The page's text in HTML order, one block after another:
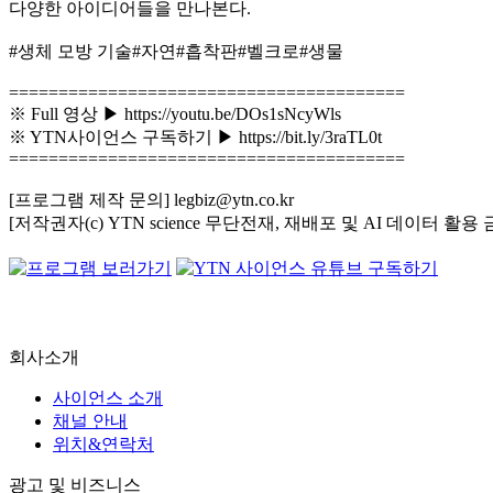
다양한 아이디어들을 만나본다.
#생체 모방 기술#자연#흡착판#벨크로#생물
========================================
※ Full 영상 ▶ https://youtu.be/DOs1sNcyWls
※ YTN사이언스 구독하기 ▶ https://bit.ly/3raTL0t
========================================
[프로그램 제작 문의] legbiz@ytn.co.kr
[저작권자(c) YTN science 무단전재, 재배포 및 AI 데이터 활용
회사소개
사이언스 소개
채널 안내
위치&연락처
광고 및 비즈니스